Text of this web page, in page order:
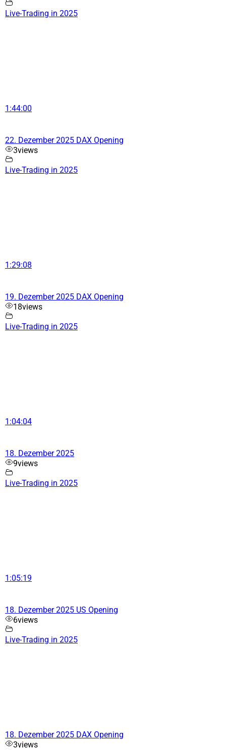
Live-Trading in 2025
1:44:00
22. Dezember 2025 DAX Opening
3views
Live-Trading in 2025
1:29:08
19. Dezember 2025 DAX Opening
18views
Live-Trading in 2025
1:04:04
18. Dezember 2025
9views
Live-Trading in 2025
1:05:19
18. Dezember 2025 US Opening
6views
Live-Trading in 2025
18. Dezember 2025 DAX Opening
3views